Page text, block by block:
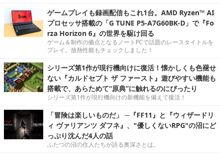
ゲームプレイも録画配信もこれ1台。AMD Ryzen™ AI
プロセッサ搭載の「G TUNE P5-A7G60BK-D」で『Fo
rza Horizon 6』の世界を駆け回る
ゲーム＆制作の拠点となるノートPCで話題のレースタイトルを
プレイ。放熱性能もチェックしました！
シリーズ第1作が現行機向けに復活！懐かしくも色褪せ
ない『カルドセプト ザ ファースト』遊びやすい機能も
搭載で、あらためて“原典”に触れるのにぴったり
シリーズ第1作が現行機向けの新機能を備えて復活！
「冒険は楽しいものだ」 ─『FF11』と『ウィザードリ
ィ ヴァリアンツ ダフネ』、"優しくないRPG"の沼にど
っぷり沈んだ4人の話
ふたつの沼の住人たちが語る奥深さとは。